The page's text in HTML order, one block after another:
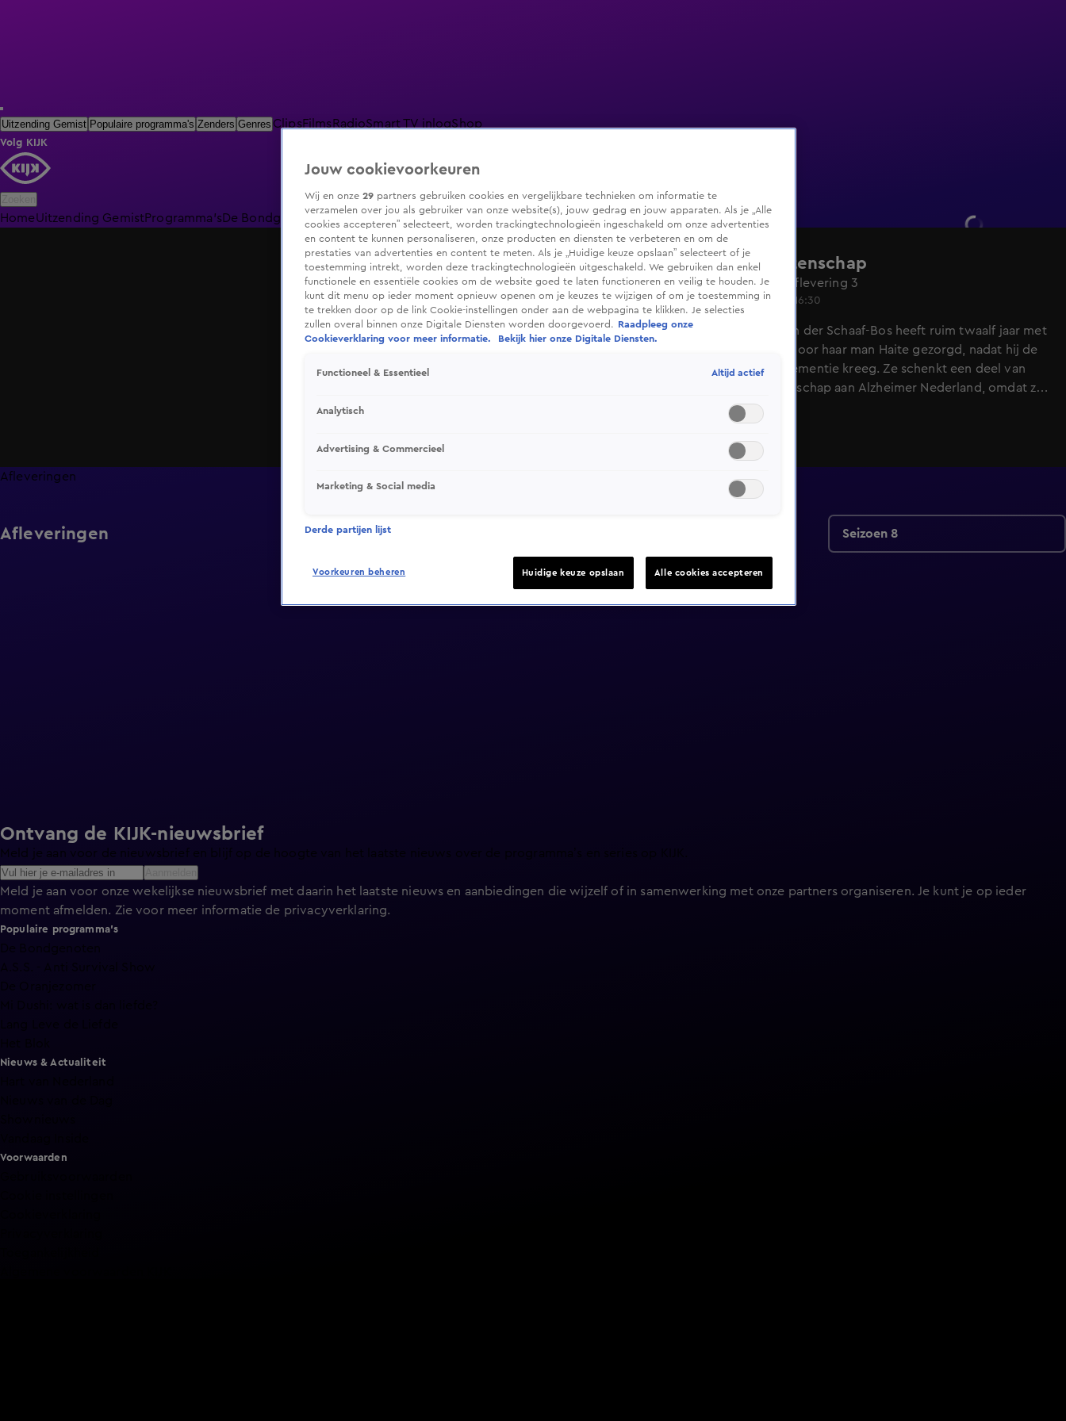
Uitzending Gemist Populaire programma's Zenders Genres ClipsFilms RadioSmart TV inlogShop
Volg KIJK
HomeUitzending GemistProgramma's De Bondgenoten De Oranjezomer Livestreams Shop
De Nalatenschap
Seizoen 8, aflevering 3
11 nov 2023, 16:30
Annelies van der Schaaf-Bos heeft ruim twaalf jaar met
veel liefde voor haar man Haite gezorgd, nadat hij de
diagnose dementie kreeg. Ze schenkt een deel van
haar nalatenschap aan Alzheimer Nederland, omdat ze
zo hoopt bij te dragen aan een medicijn tegen deze
schrijnende ziekte.
Afleveringen
Afleveringen Seizoen 8
Ontvang de KIJK-nieuwsbrief
Meld je aan voor de nieuwsbrief en blijf op de hoogte van het laatste nieuws over de programma’s en series op KIJK.
Meld je aan voor onze wekelijkse nieuwsbrief met daarin het laatste nieuws en aanbiedingen die wijzelf of in samenwerking met onze partners organiseren. Je kunt je op ieder
moment afmelden. Zie voor meer informatie de privacyverklaring.
Populaire programma's
De Bondgenoten
Nieuws & Actualiteit
Voorwaarden
Jouw cookievoorkeuren
Wij en onze 29 partners gebruiken cookies en vergelijkbare technieken om informatie te
verzamelen over jou als gebruiker van onze website(s), jouw gedrag en jouw apparaten. Als je „Alle
cookies accepteren” selecteert, worden trackingtechnologieën ingeschakeld om onze advertenties
en content te kunnen personaliseren, onze producten en diensten te verbeteren en om de
prestaties van advertenties en content te meten. Als je „Huidige keuze opslaan” selecteert of je
toestemming intrekt, worden deze trackingtechnologieën uitgeschakeld. We gebruiken dan enkel
functionele en essentiële cookies om de website goed te laten functioneren en veilig te houden. Je
kunt dit menu op ieder moment opnieuw openen om je keuzes te wijzigen of om je toestemming in
te trekken door op de link Cookie-instellingen onder aan de webpagina te klikken. Je selecties
zullen overal binnen onze Digitale Diensten worden doorgevoerd.
Raadpleeg onze
Cookieverklaring voor meer informatie.
Bekijk hier onze Digitale Diensten.
Functioneel & Essentieel Altijd actief
Analytisch
Advertising & Commercieel
Marketing & Social media
Derde partijen lijst
Voorkeuren beheren Huidige keuze opslaan Alle cookies accepteren